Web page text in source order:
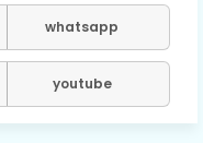
whatsapp
youtube